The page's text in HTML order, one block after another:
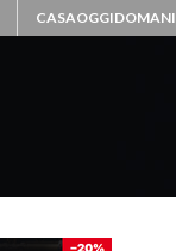
CASAOGGIDOMANI